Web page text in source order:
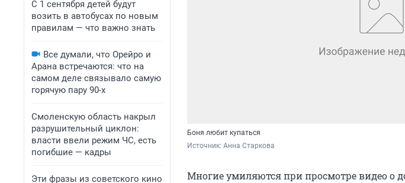
С 1 сентября детей будут
возить в автобусах по новым
правилам — что важно знать
Все думали, что Орейро и
Арана встречаются: что на
самом деле связывало самую
горячую пару 90-х
Смоленскую область накрыл
разрушительный циклон:
власти ввели режим ЧС, есть
погибшие — кадры
Эти фразы из советского кино
Боня любит купаться
Источник: Анна Старкова
Многие умиляются при просмотре видео о